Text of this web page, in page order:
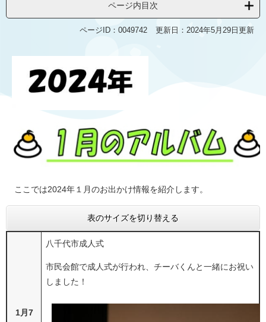
ページ内目次
ページID：0049742 更新日：2024年5月29日更新
ここでは2024年１月のお出かけ情報を紹介します。
表のサイズを切り替える
1月7
八千代市成人式
市民会館で成人式が行われ、チーバくんと一緒にお祝い
しました！